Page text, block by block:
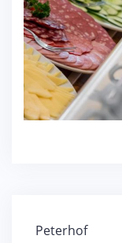
Peterhof